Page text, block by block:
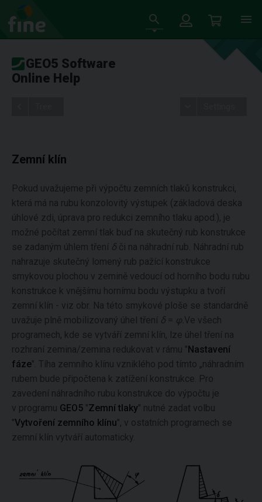
GEO5 Software
Online Help
Zemní klín
Pokud uvažujeme při výpočtu zemních tlaků konstrukci,
která má na rubu konzolovitý výstupek (základová deska
úhlové zdi, úprava pro redukci zemního tlaku apod.), je
možné počítat zemní tlak buď na skutečný rub konstrukce
se zadaným úhlem tření δ či na náhradní rub. Náhradní rub
nahrazuje skutečný lomený rub pažící konstrukce
smykovou plochou v zemině vedoucí od horního bodu rubu
konstrukce k vnějšímu hornímu bodu výstupku a tvoří
zemní klín - viz obr. Na této smykové ploše se standardně
uvažuje plně mobilizovaný úhel tření δ = φ. Ve všech
programech, kde se vytváří zemní klín, lze úhel tření na
rozhraní zemina/zemina redukovat v rámu "Nastavení
fáze". Tíha zemního klínu vzniklého pod tímto „náhradním
rubem bude připočtena k zatížení konstrukce. Pro
zavedení náhradního rubu konstrukce do výpočtu je
v programu GEO5 "Zemní tlaky" nutné zadat volbu
"Vytvoření zemního klínu", v ostatních programech se
zemní klín vytváří automaticky.